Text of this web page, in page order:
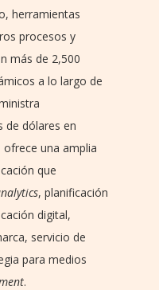
herramientas
procesos y
más de 2,500
a lo largo de
de dólares en
una amplia
que
, planificación
digital,
servicio de
para medios
.